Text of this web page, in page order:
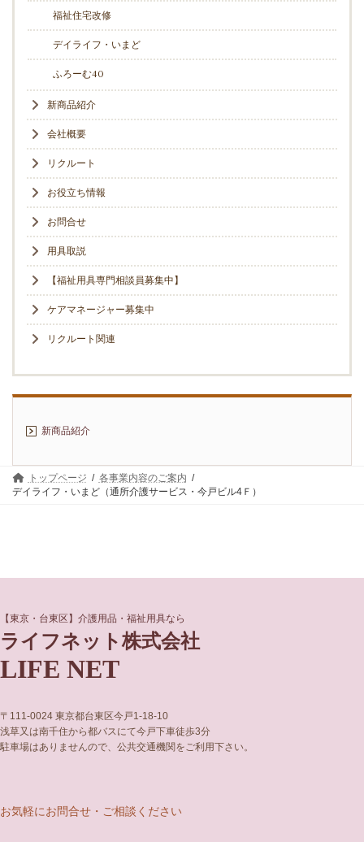
福祉住宅改修
デイライフ・いまど
ふろーむ40
新商品紹介
会社概要
リクルート
お役立ち情報
お問合せ
用具取説
【福祉用具専門相談員募集中】
ケアマネージャー募集中
リクルート関連
新商品紹介
トップページ
各事業内容のご案内
デイライフ・いまど（通所介護サービス・今戸ビル4Ｆ）
【東京・台東区】介護用品・福祉用具なら
ライフネット株式会社
LIFE NET
グ
ル
ー
プ
リ
グ
ル
ー
プ
リ
〒111-0024 東京都台東区今戸1-18-10
浅草又は南千住から都バスにて今戸下車徒歩3分
駐車場はありませんので、公共交通機関をご利用下さい。
お気軽にお問合せ・ご相談ください